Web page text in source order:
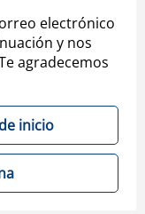
electrónico
y nos
agradecemos
inicio